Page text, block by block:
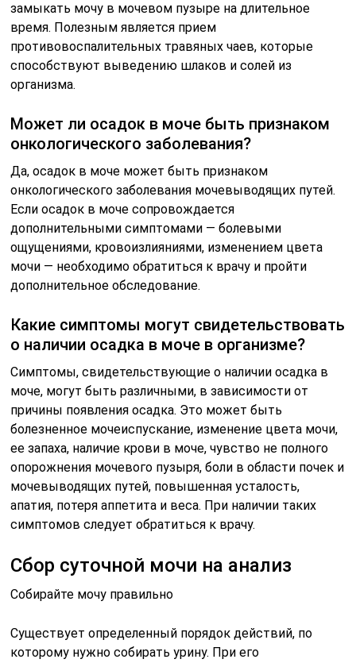
замыкать мочу в мочевом пузыре на длительное
время. Полезным является прием
противовоспалительных травяных чаев, которые
способствуют выведению шлаков и солей из
организма.
Может ли осадок в моче быть признаком
онкологического заболевания?
Да, осадок в моче может быть признаком
онкологического заболевания мочевыводящих путей.
Если осадок в моче сопровождается
дополнительными симптомами — болевыми
ощущениями, кровоизлияниями, изменением цвета
мочи — необходимо обратиться к врачу и пройти
дополнительное обследование.
Какие симптомы могут свидетельствовать
о наличии осадка в моче в организме?
Симптомы, свидетельствующие о наличии осадка в
моче, могут быть различными, в зависимости от
причины появления осадка. Это может быть
болезненное мочеиспускание, изменение цвета мочи,
ее запаха, наличие крови в моче, чувство не полного
опорожнения мочевого пузыря, боли в области почек и
мочевыводящих путей, повышенная усталость,
апатия, потеря аппетита и веса. При наличии таких
симптомов следует обратиться к врачу.
Сбор суточной мочи на анализ
Собирайте мочу правильно
Существует определенный порядок действий, по
которому нужно собирать урину. При его